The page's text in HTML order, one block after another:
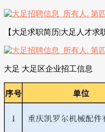
【大足求职简历|大足人才
大足 大足区企业招工信息